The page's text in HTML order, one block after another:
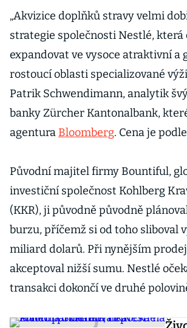
„Akvizice doplňků stravy velmi
strategie společnosti Nestlé, která
expandovat ve vysoce atraktivní a
rostoucí oblasti specializované
Patrik Schwendimann, analytik
banky Zürcher Kantonalbank,
agentura Bloomberg. Cena je
Původní majitel firmy Bountiful,
investiční společnost Kohlberg
(KKR), ji původně původně
burzu, příčemž si od toho sliboval
miliard dolarů. Při nynějším
akceptoval nižší sumu. Nestlé
transakci dokončí ve druhé